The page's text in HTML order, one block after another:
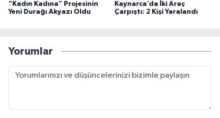
“Kadın Kadına” Projesinin
Yeni Durağı Akyazı Oldu
Kaynarca’da İki Araç
Çarpıştı: 2 Kişi Yaralandı
Yorumlar